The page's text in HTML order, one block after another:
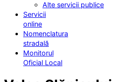
Alte servicii publice
Servicii
online
Nomenclatura
stradală
Monitorul
Oficial Local